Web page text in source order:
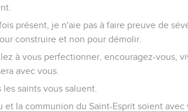
présent, je n'aie pas à faire preuve de
construire et non pour démolir.
à vous perfectionner, encouragez-vous,
avec vous.
saints vous saluent.
la communion du Saint-Esprit soient avec